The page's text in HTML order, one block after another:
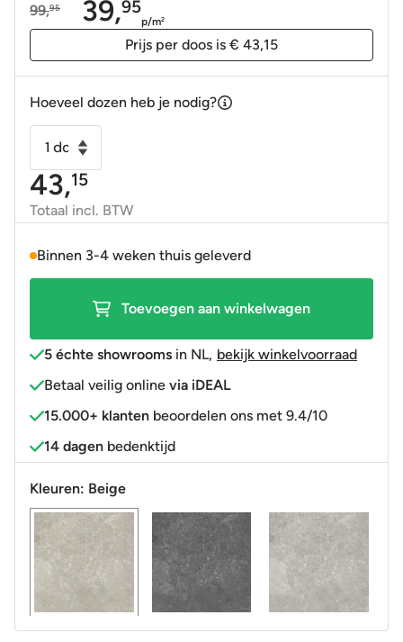
99,95
Oorspronkelijke
39,95
Huidige
p/m2
Prijs per doos is € 43,15
Hoeveel dozen heb je nodig?
terrastegel
-
tuintegel
Street
beige
60x60x2
gerectificeerd
43,15
Totaal incl. BTW
Binnen 3-4 weken thuis geleverd
Toevoegen aan winkelwagen
5 échte showrooms in NL, bekijk winkelvoorraad
Betaal veilig online via iDEAL
15.000+ klanten beoordelen ons met 9.4/10
14 dagen bedenktijd
Kleuren: Beige